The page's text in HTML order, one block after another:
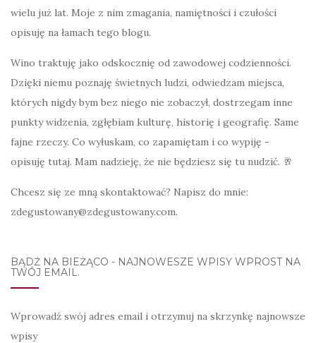
wielu już lat. Moje z nim zmagania, namiętności i czułości
opisuję na łamach tego blogu.
Wino traktuję jako odskocznię od zawodowej codzienności.
Dzięki niemu poznaję świetnych ludzi, odwiedzam miejsca,
których nigdy bym bez niego nie zobaczył, dostrzegam inne
punkty widzenia, zgłębiam kulturę, historię i geografię. Same
fajne rzeczy. Co wyłuskam, co zapamiętam i co wypiję -
opisuję tutaj. Mam nadzieję, że nie będziesz się tu nudzić. 🥂
Chcesz się ze mną skontaktować? Napisz do mnie:
zdegustowany@zdegustowany.com.
BĄDŹ NA BIEŻĄCO - NAJNOWESZE WPISY WPROST NA
TWÓJ EMAIL.
Wprowadź swój adres email i otrzymuj na skrzynkę najnowsze
wpisy